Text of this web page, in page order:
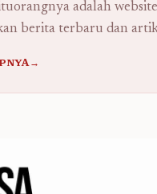
adalah
berita terbaru dan